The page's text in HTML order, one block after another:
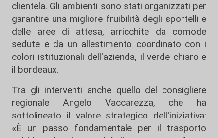
clientela. Gli ambienti sono stati organizzati per
garantire una migliore fruibilità degli sportelli e
delle aree di attesa, arricchite da comode
sedute e da un allestimento coordinato con i
colori istituzionali dell'azienda, il verde chiaro e
il bordeaux.
Tra gli interventi anche quello del consigliere
regionale Angelo Vaccarezza, che ha
sottolineato il valore strategico dell'iniziativa:
«È un passo fondamentale per il trasporto